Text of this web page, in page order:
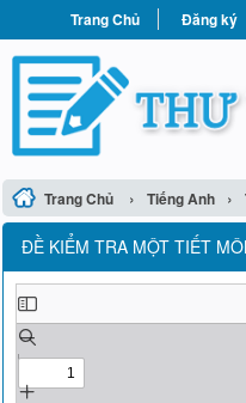
Trang Chủ Đăng ký
Trang Chủ › Tiếng Anh ›
ĐỀ KIỂM TRA MỘT TIẾT